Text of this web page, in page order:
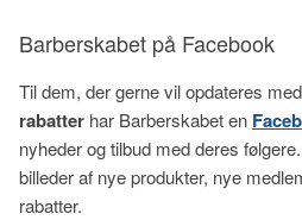
Barberskabet på Facebook
Til dem, der gerne vil opdateres med
rabatter har Barberskabet en
nyheder og tilbud med deres
billeder af nye produkter, nye
rabatter.